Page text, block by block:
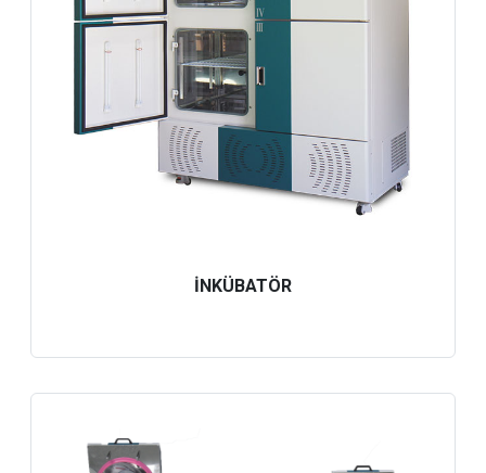
İNKÜBATÖR